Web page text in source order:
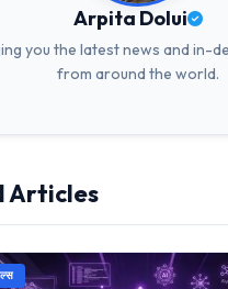
Arpita Dolui
you the latest news and in-
from around the world.
Articles